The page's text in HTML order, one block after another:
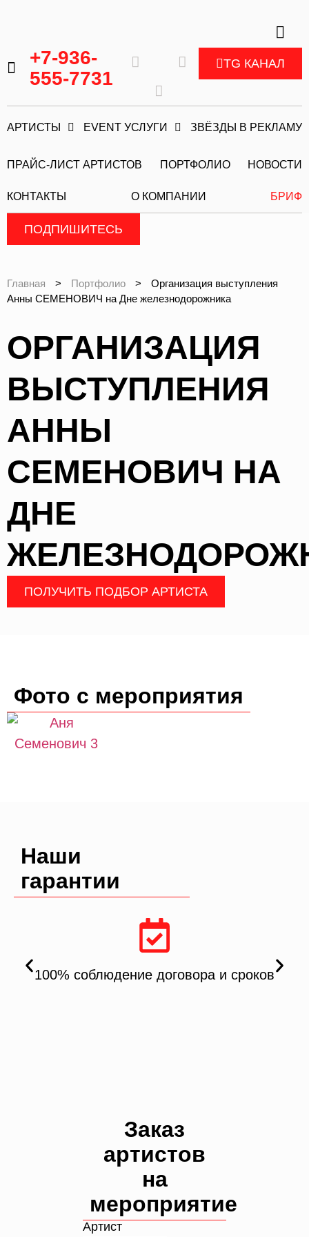
+7-936-
555-7731
TG КАНАЛ
АРТИСТЫ EVENT УСЛУГИ ЗВЁЗДЫ В РЕКЛАМУ
ПРАЙС-ЛИСТ АРТИСТОВ ПОРТФОЛИО НОВОСТИ
КОНТАКТЫ О КОМПАНИИ БРИФ
ПОДПИШИТЕСЬ
Главная > Портфолио >
Организация выступления
Анны СЕМЕНОВИЧ на Дне железнодорожника
ОРГАНИЗАЦИЯ
ВЫСТУПЛЕНИЯ
АННЫ
СЕМЕНОВИЧ НА
ДНЕ
ПОЛУЧИТЬ ПОДБОР АРТИСТА
Фото с мероприятия
Наши
гарантии
100% соблюдение договора и сроков
Заказ
артистов
на
мероприятие
Артист